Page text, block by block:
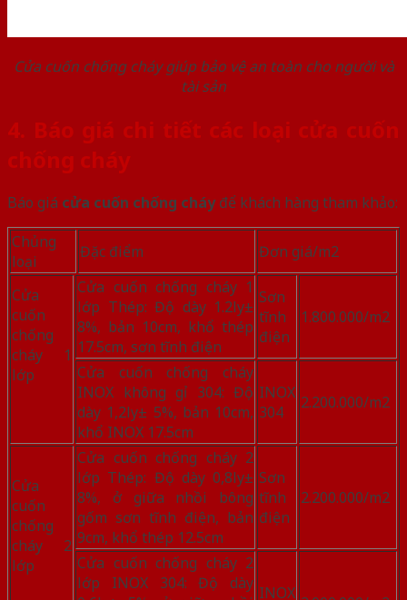
Cửa cuốn chống cháy giúp bảo vệ an toàn cho người và
tài sản
4. Báo giá chi tiết các loại cửa cuốn
chống cháy
Báo giá cửa cuốn chống cháyđể khách hàng tham khảo:
Chủng
loại
Đặc điểm Đơn giá/m2
Cửa
cuốn
chống
cháy 1
lớp
Cửa cuốn chống cháy 1
lớp Thép: Độ dày 1.2ly±
8%, bản 10cm, khổ thép
17.5cm, sơn tĩnh điện
Sơn
tĩnh
điện
1.800.000/m2
Cửa cuốn chống cháy
INOX không gỉ 304: Độ
dày 1,2ly± 5%, bản 10cm,
khổ INOX 17.5cm
INOX
304
2.200.000/m2
Cửa
cuốn
chống
cháy 2
lớp
Cửa cuốn chống cháy 2
lớp Thép: Độ dày 0,8ly±
8%, ở giữa nhồi bông
gốm sơn tĩnh điện, bản
9cm, khổ thép 12.5cm
Sơn
tĩnh
điện
2.200.000/m2
Cửa cuốn chống cháy 2
lớp INOX 304: Độ dày INOX